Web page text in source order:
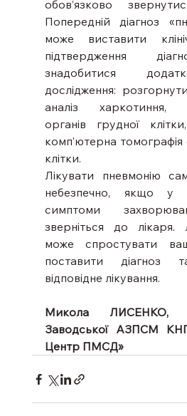
обов’язково
Попередній діагноз
може виставити
підтвердження
знадобитися
дослідження:
аналіз харкотиння,
органів грудної
комп’ютерна томографія
клітки.
Лікувати пневмонію
небезпечно, якщо у
симптоми
зверніться до лікаря.
може спростувати
поставити діагноз
відповідне лікування.
Микола ЛИСЕНКО,
Заводської АЗПСМ
Центр ПМСД»